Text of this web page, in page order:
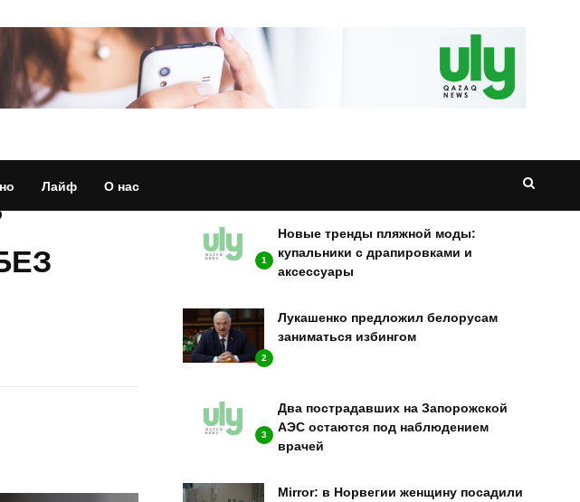
Лайф О нас
1
Новые тренды пляжной моды:
купальники с драпировками и
аксессуары
2
Лукашенко предложил белорусам
заниматься избингом
3
Два пострадавших на Запорожской
АЭС остаются под наблюдением
врачей
Mirror: в Норвегии женщину посадили